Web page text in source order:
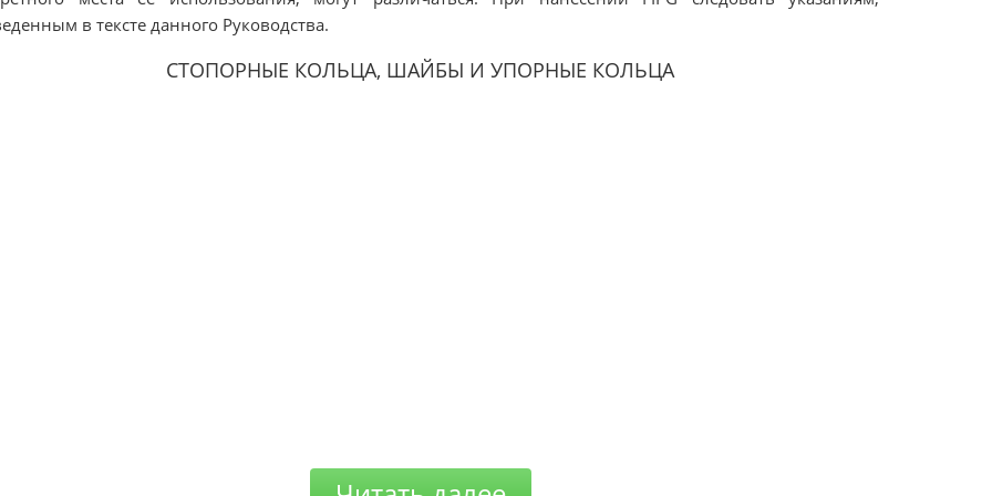
в тексте данного Руководства.
СТОПОРНЫЕ КОЛЬЦА, ШАЙБЫ И УПОРНЫЕ КОЛЬЦА